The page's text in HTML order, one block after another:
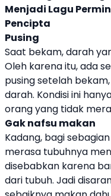
Menjadi Lagu
Pencipta
Pusing
Saat bekam, darah
Oleh karena itu, ada
pusing setelah
darah. Kondisi ini
orang yang tidak
Gak nafsu makan
Kadang, bagi
merasa tubuhnya
disebabkan karena
dari tubuh. Jadi